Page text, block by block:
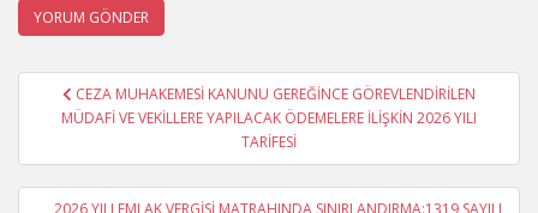
Yazı
gezinmesi
CEZA MUHAKEMESİ KANUNU GEREĞİNCE GÖREVLENDİRİLEN
MÜDAFİ VE VEKİLLERE YAPILACAK ÖDEMELERE İLİŞKİN 2026 YILI
TARİFESİ
2026 YILI EMLAK VERGİSİ MATRAHINDA SINIRLANDIRMA:1319 SAYILI